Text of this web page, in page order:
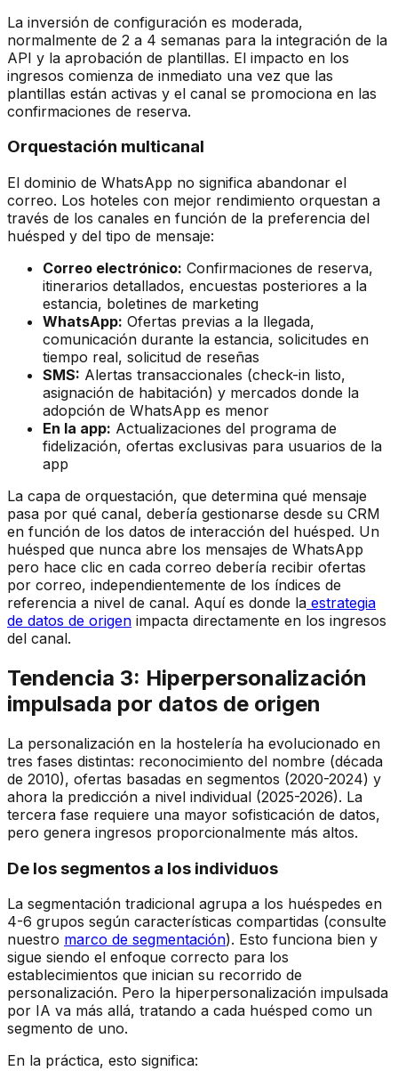
La inversión de configuración es moderada,
normalmente de 2 a 4 semanas para la integración de la
API y la aprobación de plantillas. El impacto en los
ingresos comienza de inmediato una vez que las
plantillas están activas y el canal se promociona en las
confirmaciones de reserva.
Orquestación multicanal
El dominio de WhatsApp no significa abandonar el
correo. Los hoteles con mejor rendimiento orquestan a
través de los canales en función de la preferencia del
huésped y del tipo de mensaje:
Correo electrónico: Confirmaciones de reserva,
itinerarios detallados, encuestas posteriores a la
estancia, boletines de marketing
WhatsApp: Ofertas previas a la llegada,
comunicación durante la estancia, solicitudes en
tiempo real, solicitud de reseñas
SMS: Alertas transaccionales (check-in listo,
asignación de habitación) y mercados donde la
adopción de WhatsApp es menor
En la app: Actualizaciones del programa de
fidelización, ofertas exclusivas para usuarios de la
app
La capa de orquestación, que determina qué mensaje
pasa por qué canal, debería gestionarse desde su CRM
en función de los datos de interacción del huésped. Un
huésped que nunca abre los mensajes de WhatsApp
pero hace clic en cada correo debería recibir ofertas
por correo, independientemente de los índices de
referencia a nivel de canal. Aquí es donde la estrategia
de datos de origen impacta directamente en los ingresos
del canal.
Tendencia 3: Hiperpersonalización
impulsada por datos de origen
La personalización en la hostelería ha evolucionado en
tres fases distintas: reconocimiento del nombre (década
de 2010), ofertas basadas en segmentos (2020-2024) y
ahora la predicción a nivel individual (2025-2026). La
tercera fase requiere una mayor sofisticación de datos,
pero genera ingresos proporcionalmente más altos.
De los segmentos a los individuos
La segmentación tradicional agrupa a los huéspedes en
4-6 grupos según características compartidas (consulte
nuestro marco de segmentación). Esto funciona bien y
sigue siendo el enfoque correcto para los
establecimientos que inician su recorrido de
personalización. Pero la hiperpersonalización impulsada
por IA va más allá, tratando a cada huésped como un
segmento de uno.
En la práctica, esto significa: